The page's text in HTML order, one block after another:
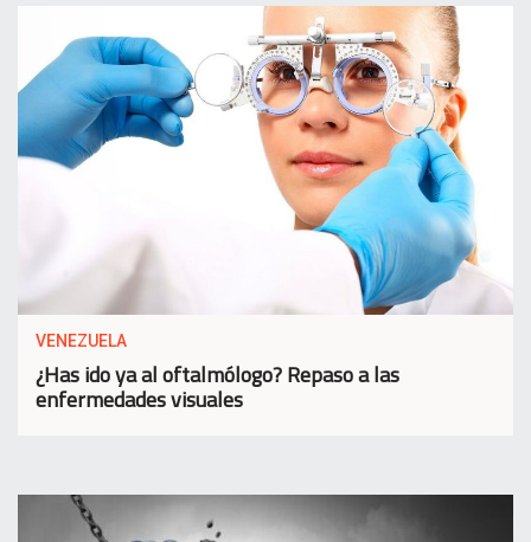
VENEZUELA
¿Has ido ya al oftalmólogo? Repaso a las
enfermedades visuales